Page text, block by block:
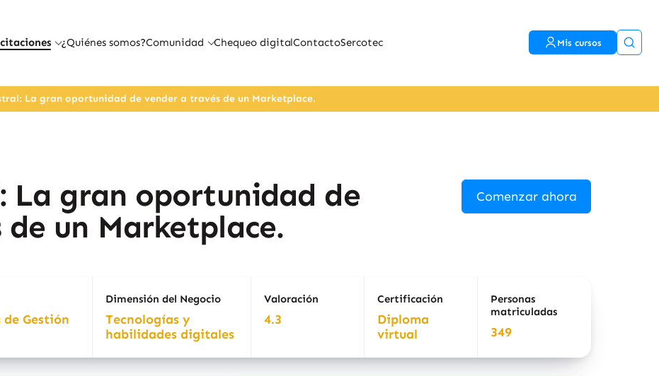
¿Quiénes somos?Comunidad Chequeo digitalContactoSercotec Mis cursos
La gran oportunidad de vender a través de un Marketplace.
La gran oportunidad de
un Marketplace.
Comenzar ahora
de Gestión
Dimensión del Negocio
Tecnologías y
habilidades digitales
Valoración
4.3
Certificación
Diploma
virtual
Personas
matriculadas
349